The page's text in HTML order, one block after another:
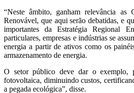
“Neste âmbito, ganham relevância as
Renovável, que aqui serão debatidas, e
importantes da Estratégia Regional
particulares, empresas e indústrias se
energia a partir de ativos como os
armazenamento de energia.
O setor público deve dar o exemplo,
fotovoltaica, diminuindo custos,
a pegada ecológica”, disse.